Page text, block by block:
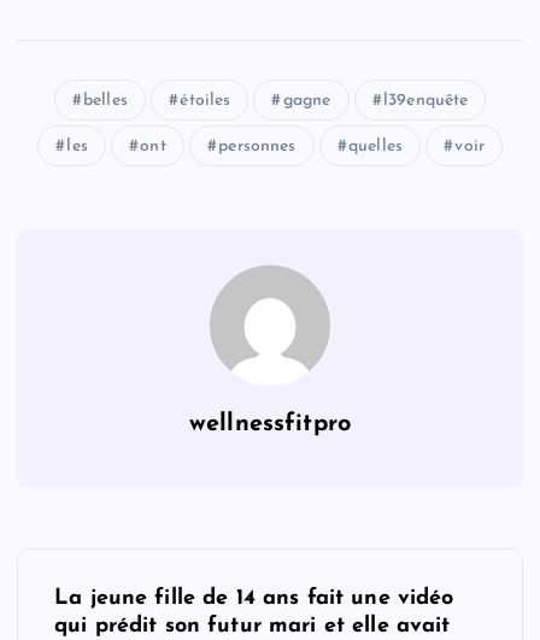
belles étoiles gagne l39enquête
les ont personnes quelles voir
wellnessfitpro
La jeune fille de 14 ans fait une vidéo
qui prédit son futur mari et elle avait